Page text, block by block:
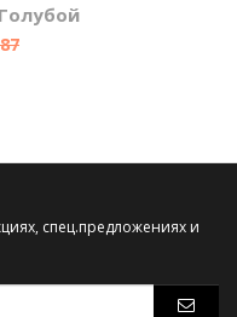
спец.предложениях и